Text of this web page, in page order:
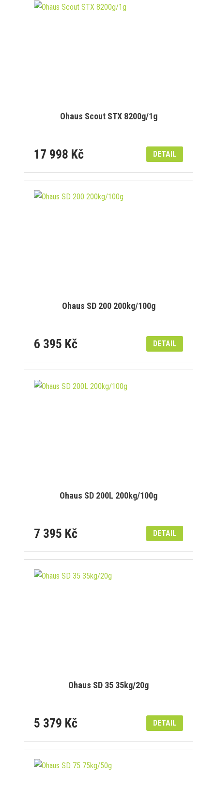
Ohaus Scout STX 8200g/1g
17 998 Kč DETAIL
Ohaus SD 200 200kg/100g
6 395 Kč DETAIL
Ohaus SD 200L 200kg/100g
7 395 Kč DETAIL
Ohaus SD 35 35kg/20g
5 379 Kč DETAIL